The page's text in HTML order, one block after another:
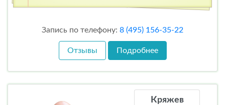
Запись по телефону: 8 (495) 156-35-22
Отзывы Подробнее
Кряжев